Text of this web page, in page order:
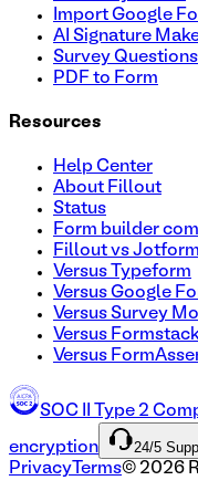
Import Google
AI Signature
Survey Questions
PDF to Form
Resources
Help Center
About Fillout
Status
Form builder
Fillout vs Jotform
Versus Typeform
Versus Google
Versus Survey
Versus
Versus
SOC II Type 2
encryption 24/5
Privacy Terms© 2026